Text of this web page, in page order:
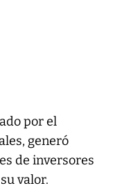
por el
generó
de inversores
valor.